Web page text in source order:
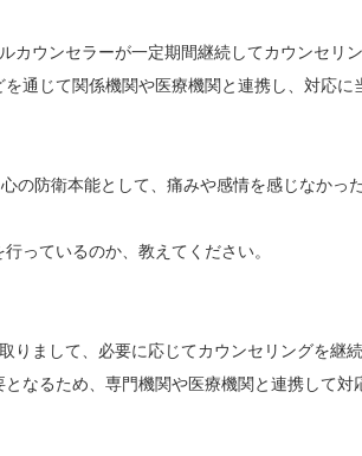
ウンセラーが一定期間継続してカウンセリ
じて関係機関や医療機関と連携し、対応に
防衛本能として、痛みや感情を感じなかっ
っているのか、教えてください。
まして、必要に応じてカウンセリングを継
なるため、専門機関や医療機関と連携して